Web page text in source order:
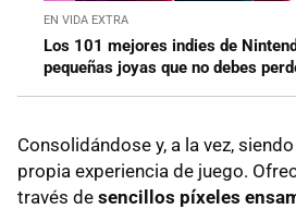
EN VIDA EXTRA
Los 101 mejores indies de
pequeñas joyas que no debes
Consolidándose y, a la vez,
propia experiencia de juego.
través de sencillos píxeles